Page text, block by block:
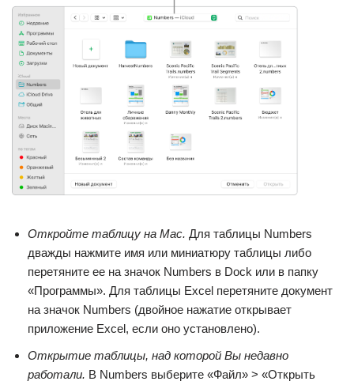
Откройте таблицу на Mac. Для таблицы Numbers
дважды нажмите имя или миниатюру таблицы либо
перетяните ее на значок Numbers в Dock или в папку
«Программы». Для таблицы Excel перетяните документ
на значок Numbers (двойное нажатие открывает
приложение Excel, если оно установлено).
Открытие таблицы, над которой Вы недавно
работали. В Numbers выберите «Файл» > «Открыть